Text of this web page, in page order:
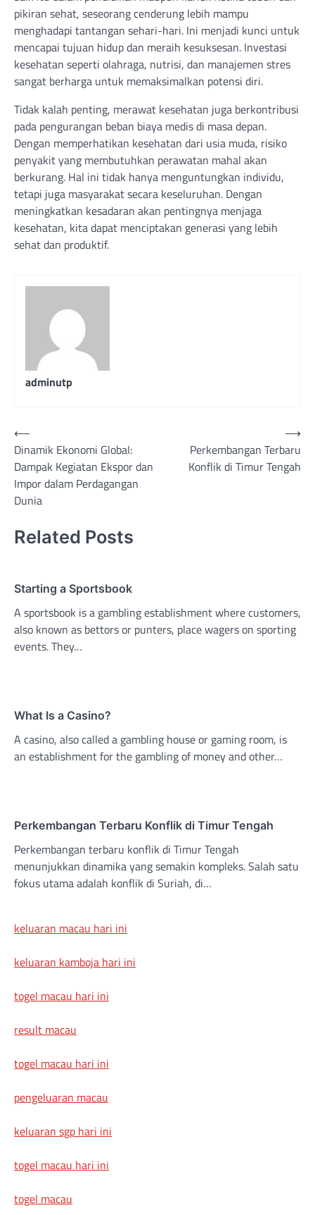
pikiran sehat, seseorang cenderung lebih mampu
menghadapi tantangan sehari-hari. Ini menjadi kunci untuk
mencapai tujuan hidup dan meraih kesuksesan. Investasi
kesehatan seperti olahraga, nutrisi, dan manajemen stres
sangat berharga untuk memaksimalkan potensi diri.
Tidak kalah penting, merawat kesehatan juga berkontribusi
pada pengurangan beban biaya medis di masa depan.
Dengan memperhatikan kesehatan dari usia muda, risiko
penyakit yang membutuhkan perawatan mahal akan
berkurang. Hal ini tidak hanya menguntungkan individu,
tetapi juga masyarakat secara keseluruhan. Dengan
meningkatkan kesadaran akan pentingnya menjaga
kesehatan, kita dapat menciptakan generasi yang lebih
sehat dan produktif.
adminutp
Post
navigation
⟵
Dinamik Ekonomi Global:
Dampak Kegiatan Ekspor dan
Impor dalam Perdagangan
Dunia
Perkembangan Terbaru
Konflik di Timur Tengah
⟶
Related Posts
Starting a Sportsbook
A sportsbook is a gambling establishment where customers,
also known as bettors or punters, place wagers on sporting
events. They…
What Is a Casino?
A casino, also called a gambling house or gaming room, is
an establishment for the gambling of money and other…
Perkembangan Terbaru Konflik di Timur Tengah
Perkembangan terbaru konflik di Timur Tengah
menunjukkan dinamika yang semakin kompleks. Salah satu
fokus utama adalah konflik di Suriah, di…
keluaran macau hari ini
keluaran kamboja hari ini
togel macau hari ini
result macau
togel macau hari ini
pengeluaran macau
keluaran sgp hari ini
togel macau hari ini
togel macau